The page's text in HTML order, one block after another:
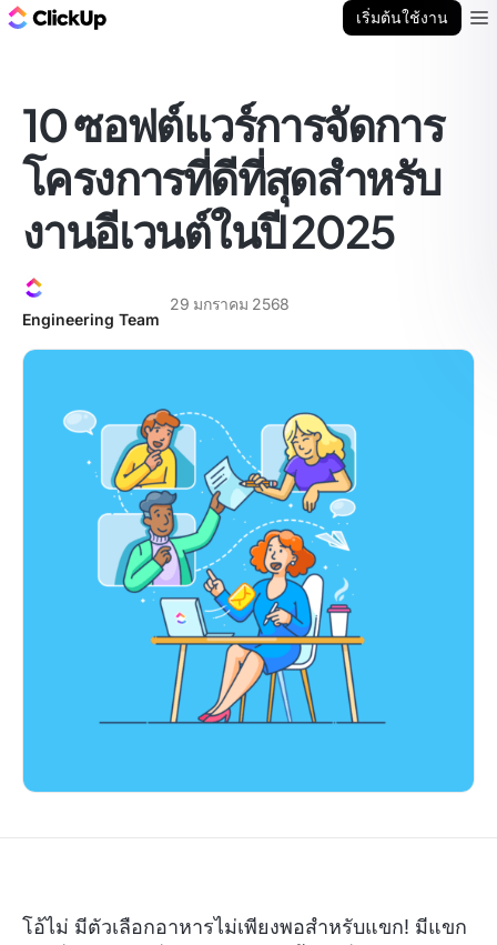
เริ่มต้นใช้งาน
10 ซอฟต์แวร์การจัดการ
โครงการที่ดีที่สุดสำหรับ
งานอีเวนต์ในปี 2025
Engineering Team
29 มกราคม 2568
โอ้ไม่ มีตัวเลือกอาหารไม่เพียงพอสำหรับแขก! มีแขก